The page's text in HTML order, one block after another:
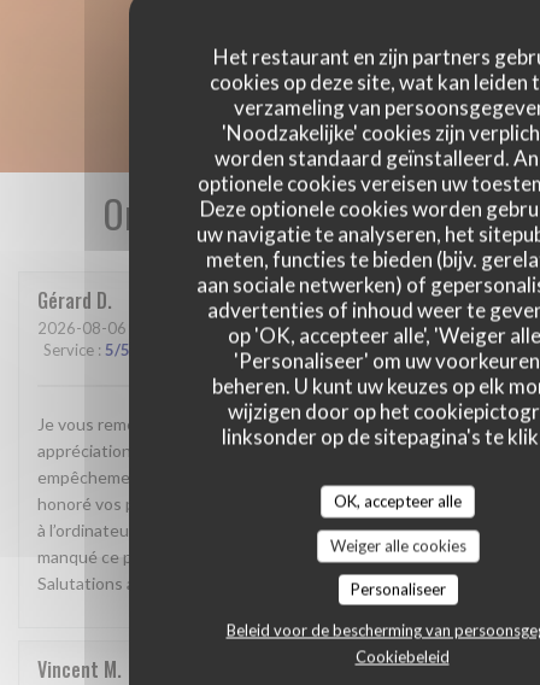
Het restaurant en zijn partners
cookies op deze site, wat kan leiden
verzameling van
'Noodzakelijke' cookies zijn
worden standaard geïnstalleerd.
optionele cookies vereisen uw
Deze optionele cookies worden
uw navigatie te analyseren, het
meten, functies te bieden (bijv.
aan sociale netwerken) of
advertenties of inhoud weer te
op 'OK, accepteer alle', 'Weiger
'Personaliseer' om uw
beheren. U kunt uw keuzes op elk
wijzigen door op het
linksonder op de sitepagina's te
OK, accepteer alle
Weiger alle cookies
Personaliseer
Beleid voor de bescherming van
Cookiebeleid
Onze gastbeoordelingen
Gérard D
2026-08-06 - 13:00 - Gasten 3
Service : 5/5 /5 Keuken: 5/5 Kwaliteit / Prijs : 5/5
Je vous remercie de m’offrir la possibilité de partager mon
appréciation. Ayant annulé ma réservation à la suite d’un
empêchement il ne me reste que le regret de n’avoir pas
honoré vos plats. Mais je reviendrai. Il suffira juste de rappeler
à l’ordinateur qu’il ne sied pas à un client, désolé d’avoir
manqué ce pur moment de bonheur, ce qu’il en pense.
Salutations amusées. GD
Vincent M